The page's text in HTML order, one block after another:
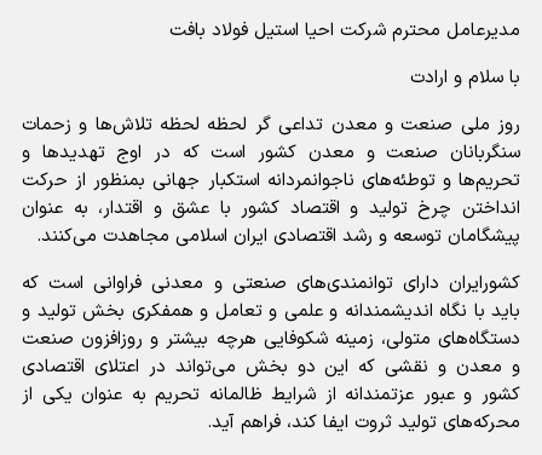
مدیرعامل محترم شرکت احیا استیل فولاد بافت
با سلام و ارادت
روز ملی صنعت و معدن تداعی گر لحظه لحظه تلاش‌ها و زحمات
سنگربانان صنعت و معدن کشور است که در اوج تهدید‌ها و
تحریم‌ها و توطئه‌های ناجوانمردانه استکبار جهانی بمنظور از حرکت
انداختن چرخ تولید و اقتصاد کشور با عشق و اقتدار، به عنوان
پیشگامان توسعه و رشد اقتصادی ایران اسلامی مجاهدت می‌کنند.
کشورایران دارای توانمندی‌های صنعتی و معدنی فراوانی است که
باید با نگاه اندیشمندانه و علمی و تعامل و همفکری بخش تولید و
دستگاه‌های متولی، زمینه شکوفایی هرچه بیشتر و روزافزون صنعت
و معدن و نقشی که این دو بخش می‌تواند در اعتلای اقتصادی
کشور و عبور عزتمندانه از شرایط ظالمانه تحریم به عنوان یکی از
محرکه‌های تولید ثروت ایفا کند، فراهم آید.